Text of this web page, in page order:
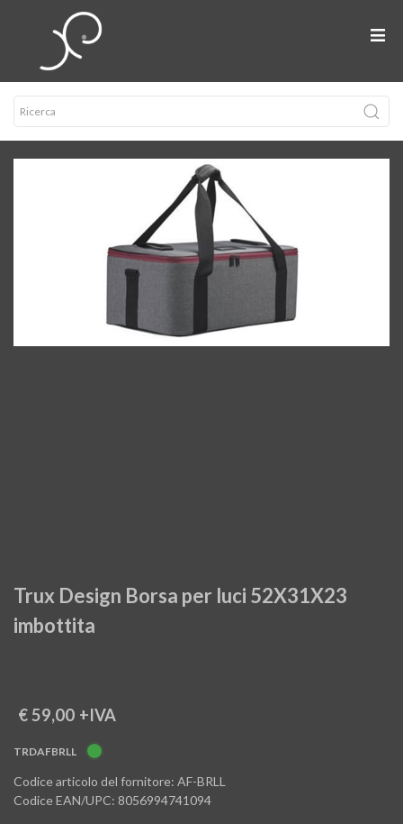
Trux Design Borsa per luci 52X31X23
imbottita
€ 59,00 +IVA
TRDAFBRLL
Codice articolo del fornitore: AF-BRLL
Codice EAN/UPC: 8056994741094